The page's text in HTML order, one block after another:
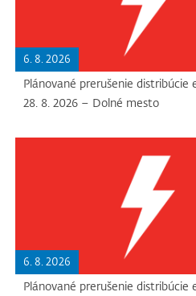
6. 8. 2026
Plánované prerušenie distribúcie
28. 8. 2026 – Dolné mesto
6. 8. 2026
Plánované prerušenie distribúcie